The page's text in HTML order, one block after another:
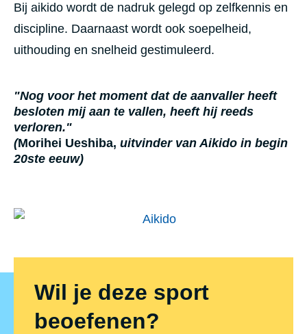
Bij aikido wordt de nadruk gelegd op zelfkennis en
discipline. Daarnaast wordt ook soepelheid,
uithouding en snelheid gestimuleerd.
"Nog voor het moment dat de aanvaller heeft
besloten mij aan te vallen, heeft hij reeds
verloren."
(Morihei Ueshiba, uitvinder van Aikido in begin
20ste eeuw)
Wil je deze sport
beoefenen?